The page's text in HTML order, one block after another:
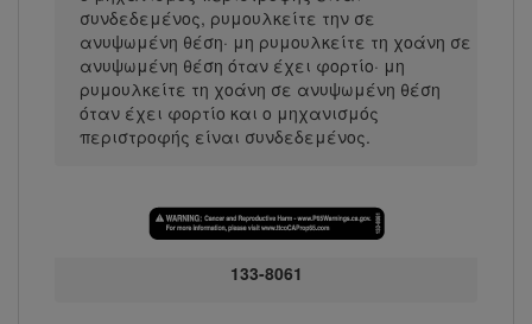
συνδεδεμένος, ρυμουλκείτε την σε
ανυψωμένη θέση· μη ρυμουλκείτε τη χοάνη σε
ανυψωμένη θέση όταν έχει φορτίο· μη
ρυμουλκείτε τη χοάνη σε ανυψωμένη θέση
όταν έχει φορτίο και ο μηχανισμός
περιστροφής είναι συνδεδεμένος.
133-8061